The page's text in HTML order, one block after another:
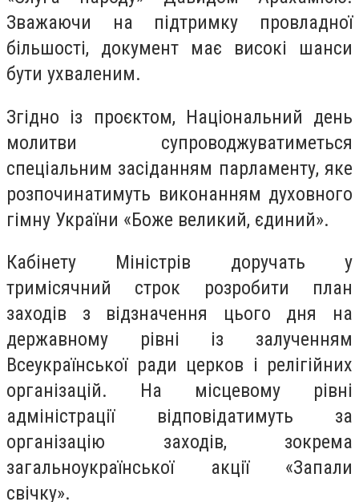
Зважаючи на підтримку провладної
більшості, документ має високі шанси
бути ухваленим.
Згідно із проєктом, Національний день
молитви супроводжуватиметься
спеціальним засіданням парламенту, яке
розпочинатимуть виконанням духовного
гімну України «Боже великий, єдиний».
Кабінету Міністрів доручать у
тримісячний строк розробити план
заходів з відзначення цього дня на
державному рівні із залученням
Всеукраїнської ради церков і релігійних
організацій. На місцевому рівні
адміністрації відповідатимуть за
організацію заходів, зокрема
загальноукраїнської акції «Запали
свічку».